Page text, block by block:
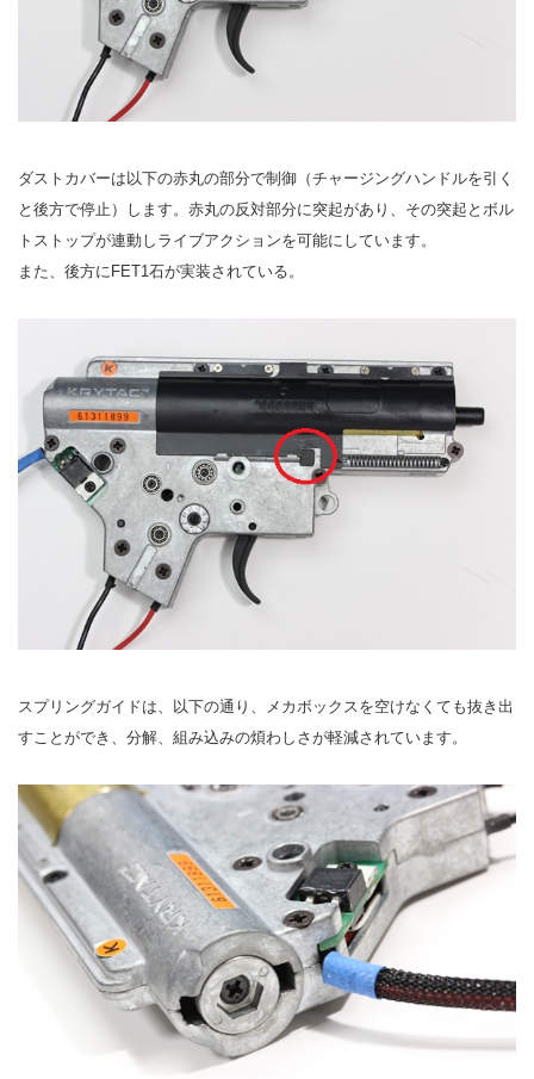
ダストカバーは以下の赤丸の部分で制御（チャージングハンドルを引く
と後方で停止）します。赤丸の反対部分に突起があり、その突起とボル
トストップが連動しライブアクションを可能にしています。
また、後方にFET1石が実装されている。
スプリングガイドは、以下の通り、メカボックスを空けなくても抜き出
すことができ、分解、組み込みの煩わしさが軽減されています。